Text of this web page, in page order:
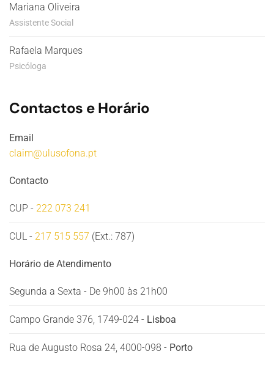
Mariana Oliveira
Assistente Social
Rafaela Marques
Psicóloga
Contactos e Horário
Email
claim@ulusofona.pt
Contacto
CUP - 222 073 241
CUL - 217 515 557 (Ext.: 787)
Horário de Atendimento
Segunda a Sexta - De 9h00 às 21h00
Campo Grande 376, 1749-024 - Lisboa
Rua de Augusto Rosa 24, 4000-098 - Porto